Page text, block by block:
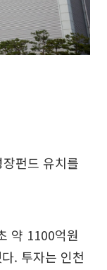
펀드 유치를
약 1100억원
. 투자는 인천